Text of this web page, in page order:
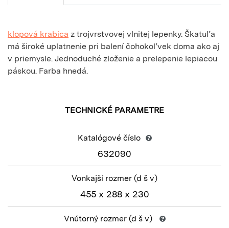
klopová krabica z trojvrstvovej vlnitej lepenky. Škatuľa
má široké uplatnenie pri balení čohokoľvek doma ako aj
v priemysle. Jednoduché zloženie a prelepenie lepiacou
páskou. Farba hnedá.
TECHNICKÉ PARAMETRE
Katalógové číslo
632090
Vonkajší rozmer (d š v)
455 x 288 x 230
Vnútorný rozmer (d š v)